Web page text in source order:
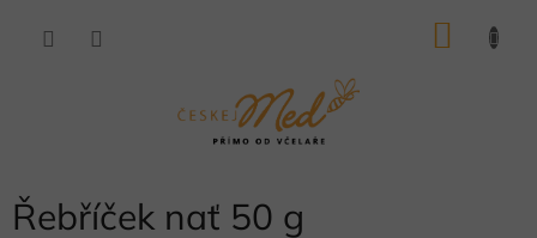
Řebříček nať 50 g